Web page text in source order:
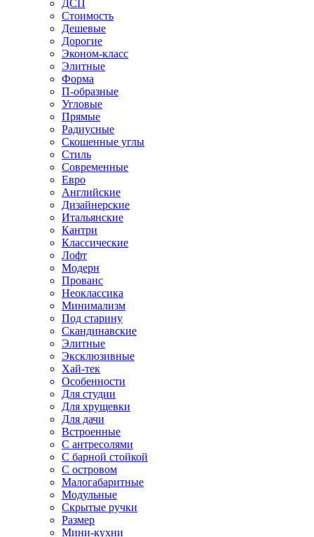
ДСП
Стоимость
Дешевые
Дорогие
Эконом-класс
Элитные
Форма
П-образные
Угловые
Прямые
Радиусные
Скошенные углы
Стиль
Современные
Евро
Английские
Дизайнерские
Итальянские
Кантри
Классические
Лофт
Модерн
Прованс
Неоклассика
Минимализм
Под старину
Скандинавские
Элитные
Эксклюзивные
Хай-тек
Особенности
Для студии
Для хрущевки
Для дачи
Встроенные
С антресолями
С барной стойкой
С островом
Малогабаритные
Модульные
Скрытые ручки
Размер
Мини-кухни